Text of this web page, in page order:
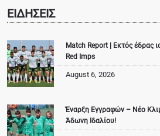
ΕΙΔΗΣΕΙΣ
Match Report | Εκτός έδρας
Red Imps
August 6, 2026
Έναρξη Εγγραφών – Νέο
Άδωνη Ιδαλίου!